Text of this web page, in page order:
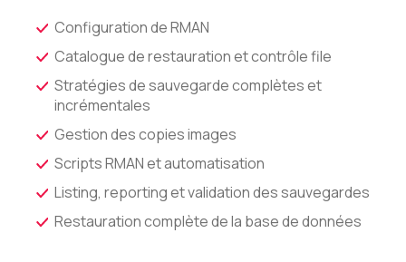
Configuration de RMAN
Catalogue de restauration et contrôle file
Stratégies de sauvegarde complètes et
incrémentales
Gestion des copies images
Scripts RMAN et automatisation
Listing, reporting et validation des sauvegardes
Restauration complète de la base de données